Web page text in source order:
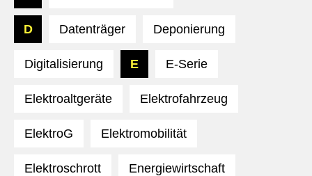
D Datenträger Deponierung
Digitalisierung E E-Serie
Elektroaltgeräte Elektrofahrzeug
ElektroG Elektromobilität
Elektroschrott Energiewirtschaft